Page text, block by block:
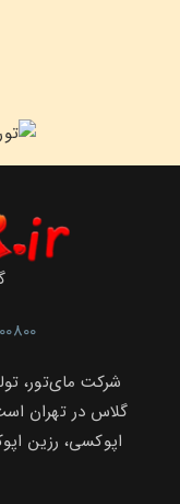
شرکت مای‌تور،
گلاس در تهران
اپوکسی، رزین